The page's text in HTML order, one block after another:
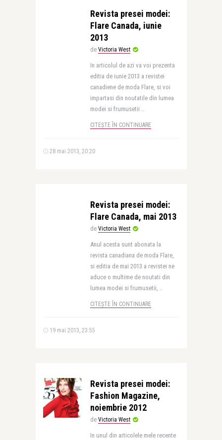
Revista presei modei:
Flare Canada, iunie
2013
de Victoria West
In articolul de azi va voi prezenta
editia de iunie 2013 a revistei
canadiene de moda Flare, si voi
impartasi din noutatile din lumea
modei si frumusetii ..
CITEȘTE ÎN CONTINUARE
28 mai 2013, 20:20
Revista presei modei:
Flare Canada, mai 2013
de Victoria West
Anul acesta sunt abonata la
revista canadiana de moda Flare,
si editia de mai 2013 a revistei ne
aduce o multime de noutati din
lumea modei si frumusetii, ..
CITEȘTE ÎN CONTINUARE
19 mai 2013, 23:55
Revista presei modei:
Fashion Magazine,
noiembrie 2012
de Victoria West
In unul din articolele mele recente